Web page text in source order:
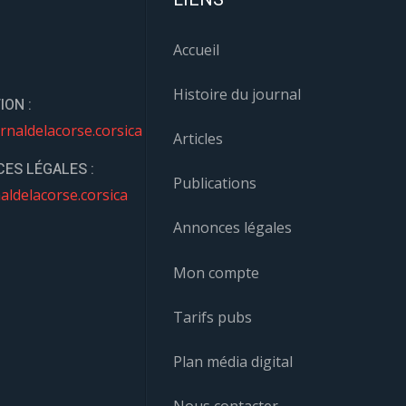
:
LÉGALES :
Accueil
Histoire du journal
Articles
Publications
Annonces légales
Mon compte
Tarifs pubs
Plan média digital